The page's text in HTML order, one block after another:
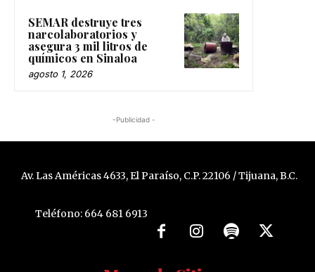
SEMAR destruye tres
narcolaboratorios y
asegura 3 mil litros de
químicos en Sinaloa
agosto 1, 2026
-Publicidad -
Av. Las Américas 4633, El Paraíso, C.P. 22106 / Tijuana, B.C.
Teléfono: 664 681 6913